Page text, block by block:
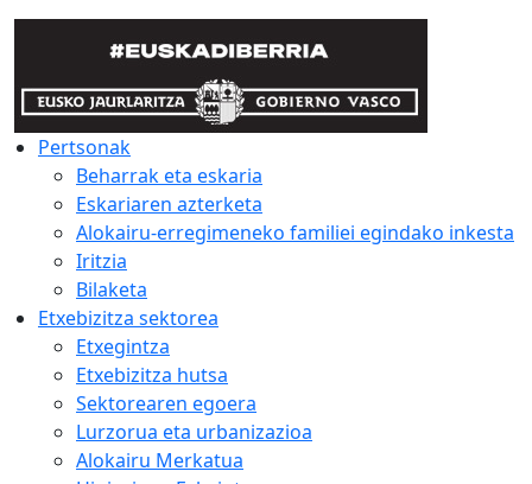
Pertsonak
Beharrak eta eskaria
Eskariaren azterketa
Alokairu-erregimeneko familiei egindako inkesta
Iritzia
Bilaketa
Etxebizitza sektorea
Etxegintza
Etxebizitza hutsa
Sektorearen egoera
Lurzorua eta urbanizazioa
Alokairu Merkatua